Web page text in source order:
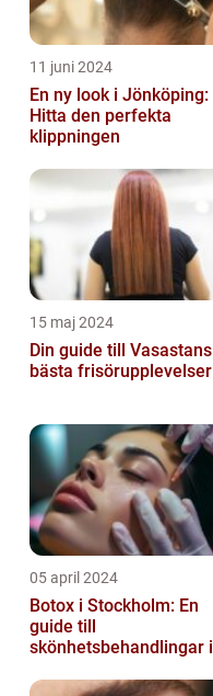
11 juni 2024
En ny look i Jönköping:
Hitta den perfekta
klippningen
15 maj 2024
Din guide till Vasastans
bästa frisörupplevelser
05 april 2024
Botox i Stockholm: En
guide till
skönhetsbehandlingar i